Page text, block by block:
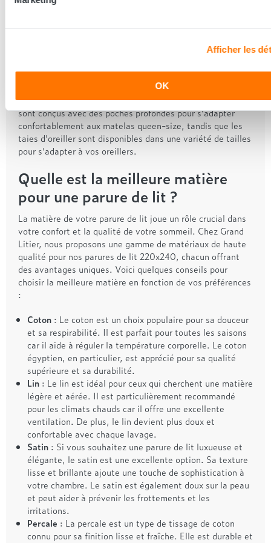
Afficher les
OK
proposons une sélection de draps plats, de draps housse
queen-size. Nos draps plats sont disponibles dans des
dimensions standard, offrant une couche supplémentaire
de confort et de chaleur pendant la nuit. Les draps housse
sont conçus avec des poches profondes pour s'adapter
confortablement aux matelas queen-size, tandis que les
taies d'oreiller sont disponibles dans une variété de tailles
pour s'adapter à vos oreillers.
Quelle est la meilleure matière
pour une parure de lit ?
La matière de votre parure de lit joue un rôle crucial dans
votre confort et la qualité de votre sommeil. Chez Grand
Litier, nous proposons une gamme de matériaux de haute
qualité pour nos parures de lit 220x240, chacun offrant
des avantages uniques. Voici quelques conseils pour
choisir la meilleure matière en fonction de vos préférences
:
Coton : Le coton est un choix populaire pour sa douceur
et sa respirabilité. Il est parfait pour toutes les saisons
car il aide à réguler la température corporelle. Le coton
égyptien, en particulier, est apprécié pour sa qualité
supérieure et sa durabilité.
Lin : Le lin est idéal pour ceux qui cherchent une matière
légère et aérée. Il est particulièrement recommandé
pour les climats chauds car il offre une excellente
ventilation. De plus, le lin devient plus doux et
confortable avec chaque lavage.
Satin : Si vous souhaitez une parure de lit luxueuse et
élégante, le satin est une excellente option. Sa texture
lisse et brillante ajoute une touche de sophistication à
votre chambre. Le satin est également doux sur la peau
et peut aider à prévenir les frottements et les
irritations.
Percale : La percale est un type de tissage de coton
connu pour sa finition lisse et fraîche. Elle est durable et